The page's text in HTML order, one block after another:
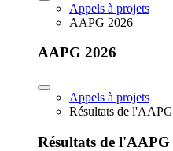
Appels à projets
AAPG 2026
AAPG 2026
Appels à projets
Résultats de l'AAPG
Résultats de l'AAPG